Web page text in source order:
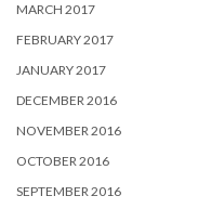
MARCH 2017
FEBRUARY 2017
JANUARY 2017
DECEMBER 2016
NOVEMBER 2016
OCTOBER 2016
SEPTEMBER 2016